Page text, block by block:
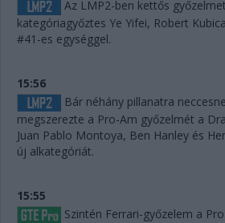
Az LMP2-ben kettős
kategóriagyőztes Ye Yifei, Robert
#41-es egységgel.
15:56
Bár néhány pillanatra
megszerezte a Pro-Am győzelmét a
Juan Pablo Montoya, Ben Hanley és
új alkategóriát.
15:55
Szintén Ferrari-győzelem a